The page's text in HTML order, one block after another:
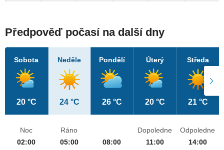
Předpověď počasí na další dny
Sobota
20 °C
Neděle
24 °C
Pondělí
26 °C
Úterý
20 °C
Středa
21 °C
Noc
02:00
Ráno
05:00
08:00
Dopoledne
11:00
Odpoledne
14:00